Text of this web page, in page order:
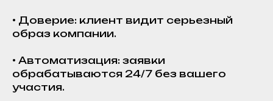
• Доверие: клиент видит серьезный
образ компании.
• Автоматизация: заявки
обрабатываются 24/7 без вашего
участия.